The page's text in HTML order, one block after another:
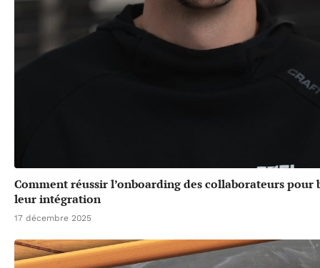
Comment réussir l’onboarding des collaborateurs pour
leur intégration
17 décembre 2025